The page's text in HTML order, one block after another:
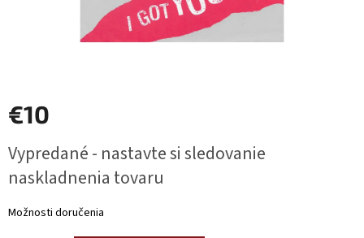
€10
cena:
Vypredané - nastavte si sledovanie
naskladnenia tovaru
Možnosti doručenia